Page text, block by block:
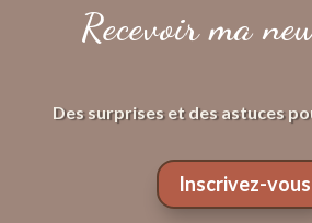
Recevoir ma
Des surprises et des astuces
Inscrivez-vous